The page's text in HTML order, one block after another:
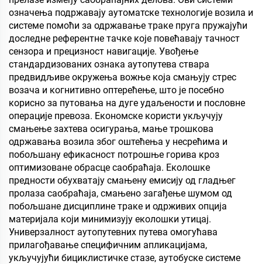
означења подржавају аутоматске технологије возила и
системе помоћи за одржавање траке пруга пружајући
доследне референтне тачке које повећавају тачност
сензора и прецизност навигације. Увођење
стандардизованих ознака аутопутева ствара
предвидљиве окружења вожње која смањују стрес
возача и когнитивно оптерећење, што је посебно
корисно за путовања на дуге удаљености и пословне
операције превоза. Економске користи укључују
смањење захтева осигурања, мање трошкова
одржавања возила због оштећења у несрећима и
побољшану ефикасност потрошње горива кроз
оптимизоване обрасце саобраћаја. Еколошке
предности обухватају смањену емисију од гладњег
пролаза саобраћаја, смањено загађење шумом од
побољшане дисциплине траке и одрживих опција
материјала који минимизују еколошки утицај.
Универзалност аутопутевних путева омогућава
прилагођавање специфичним апликацијама,
укључујући бициклистичке стазе, аутобуске системе